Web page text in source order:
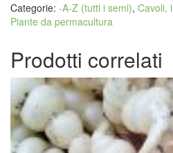
Categorie: -A-Z (tutti i semi), Cavoli,
Piante da permacultura
Prodotti correlati